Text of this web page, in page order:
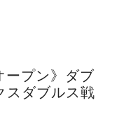
ープン》ダブ
スダブルス戦